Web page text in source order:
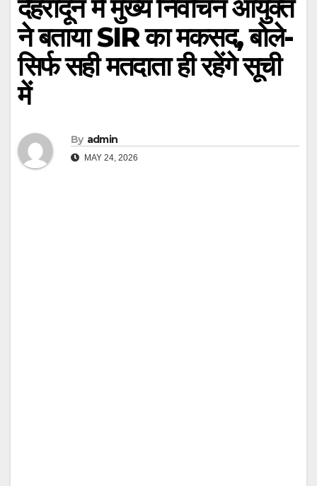
देहरादून में मुख्य निर्वाचन आयुक्त
ने बताया SIR का मकसद, बोले-
सिर्फ सही मतदाता ही रहेंगे सूची
में
By admin
MAY 24, 2026